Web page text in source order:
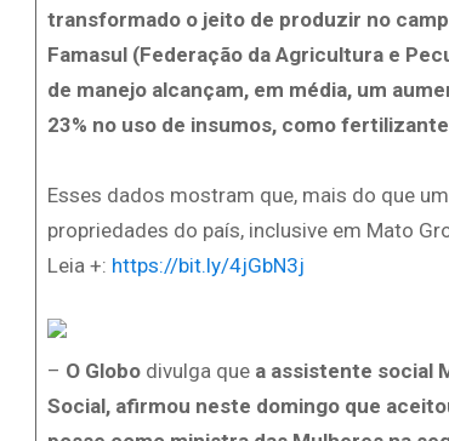
transformado o jeito de produzir no
Famasul (Federação da Agricultura e
de manejo alcançam, em média, um
23% no uso de insumos, como
Esses dados mostram que, mais do que
propriedades do país, inclusive em Mato
Leia +: https://bit.ly/4jGbN3j
– O Globo divulga quea assistente social
Social, afirmou neste domingo que